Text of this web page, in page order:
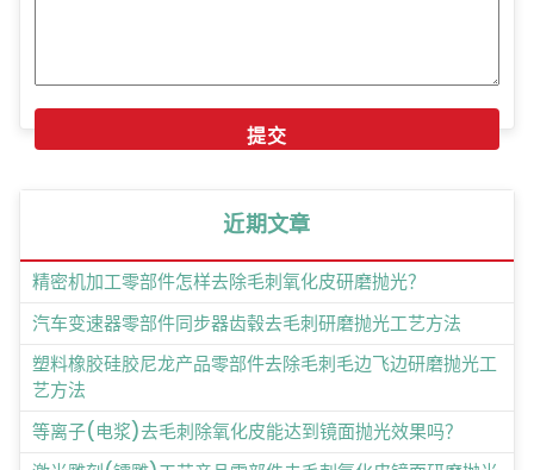
近期文章
精密机加工零部件怎样去除毛刺氧化皮研磨抛光？
汽车变速器零部件同步器齿毂去毛刺研磨抛光工艺方法
塑料橡胶硅胶尼龙产品零部件去除毛刺毛边飞边研磨抛光工
艺方法
等离子(电浆)去毛刺除氧化皮能达到镜面抛光效果吗？